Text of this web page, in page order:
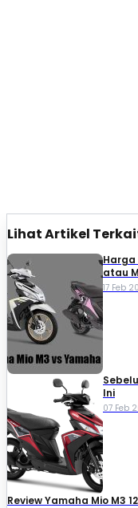
Lihat Artikel
Harga
atau
17 Feb
Ini
07 Feb
Review Yamaha Mio M3